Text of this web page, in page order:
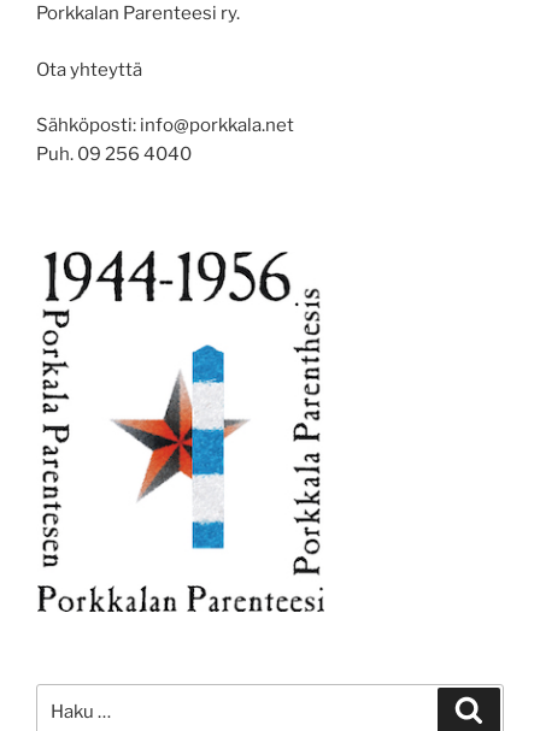
Porkkalan Parenteesi ry.
Ota yhteyttä
Sähköposti: info@porkkala.net
Puh. 09 256 4040